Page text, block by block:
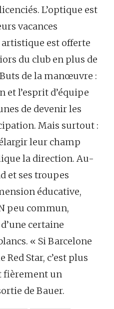
L’optique est
vacances
est offerte
du club en plus de
de la manœuvre :
et l’esprit d’équipe
de devenir les
Mais surtout :
leur champ
la direction. Au-
et ses troupes
éducative,
peu commun,
certaine
« Si Barcelone
Red Star, c’est plus
fièrement un
de Bauer.